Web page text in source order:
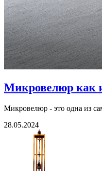
Микровелюр как
Микровелюр - это одна из
28.05.2024